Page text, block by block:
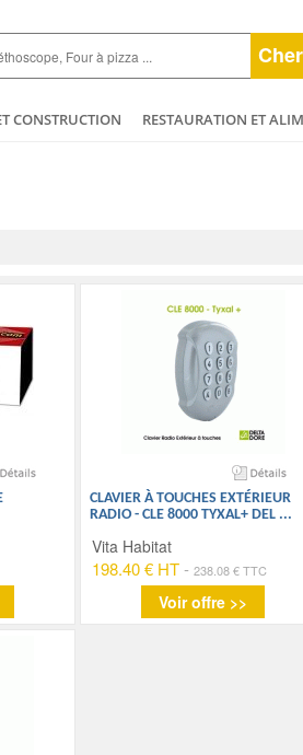
CONSTRUCTION RESTAURATION ET
CLAVIER À TOUCHES EXTÉRIEUR
RADIO - CLE 8000 TYXAL+ DEL ...
Vita Habitat
198.40 € HT-238.08 € TTC
Voir offre >>